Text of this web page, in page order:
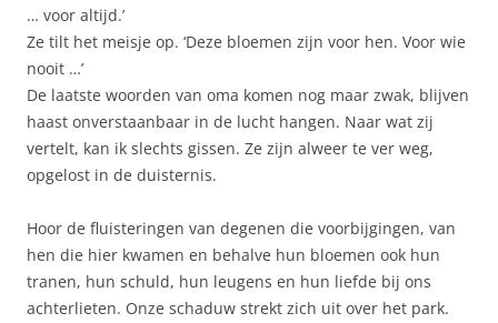
… voor altijd.’
Ze tilt het meisje op. ‘Deze bloemen zijn voor hen. Voor wie
nooit …’
De laatste woorden van oma komen nog maar zwak, blijven
haast onverstaanbaar in de lucht hangen. Naar wat zij
vertelt, kan ik slechts gissen. Ze zijn alweer te ver weg,
opgelost in de duisternis.
Hoor de fluisteringen van degenen die voorbijgingen, van
hen die hier kwamen en behalve hun bloemen ook hun
tranen, hun schuld, hun leugens en hun liefde bij ons
achterlieten. Onze schaduw strekt zich uit over het park.